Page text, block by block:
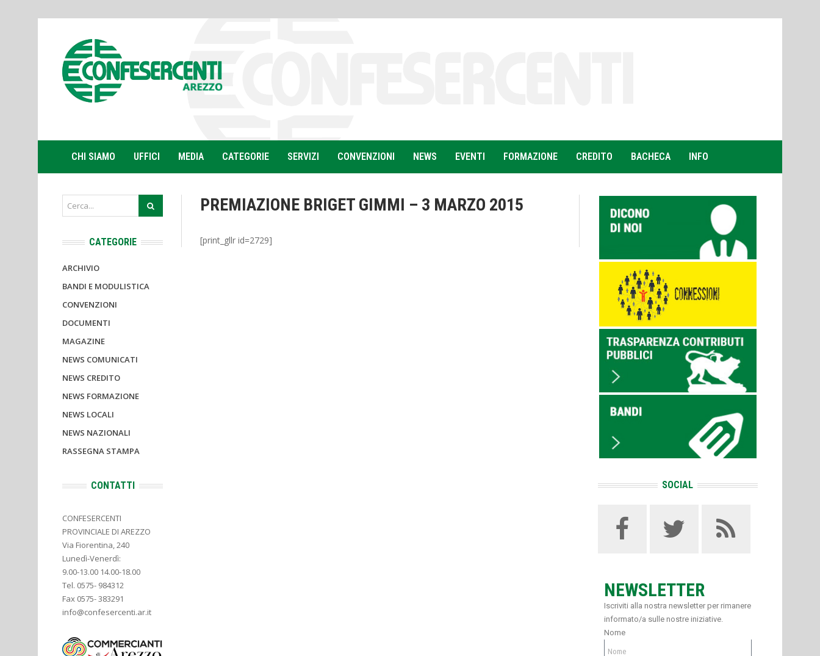
CHI SIAMO UFFICI MEDIA CATEGORIE SERVIZI CONVENZIONI NEWS EVENTI FORMAZIONE CREDITO BACHECA INFO
PREMIAZIONE BRIGET GIMMI – 3 MARZO 2015
[print_gllr id=2729]
CATEGORIE
ARCHIVIO
BANDI E MODULISTICA
CONVENZIONI
DOCUMENTI
MAGAZINE
NEWS COMUNICATI
NEWS CREDITO
NEWS FORMAZIONE
NEWS LOCALI
NEWS NAZIONALI
RASSEGNA STAMPA
CONTATTI
CONFESERCENTI
PROVINCIALE DI AREZZO
Via Fiorentina, 240
Lunedì-Venerdì:
9.00-13.00 14.00-18.00
Tel. 0575- 984312
Fax 0575- 383291
info@confesercenti.ar.it
SOCIAL
NEWSLETTER
Iscriviti alla nostra newsletter per rimanere
informato/a sulle nostre iniziative.
Nome